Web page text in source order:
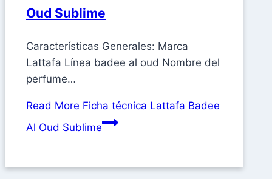
Oud Sublime
Características Generales: Marca
Lattafa Línea badee al oud Nombre del
perfume…
Read More Ficha técnica Lattafa Badee
Al Oud Sublime